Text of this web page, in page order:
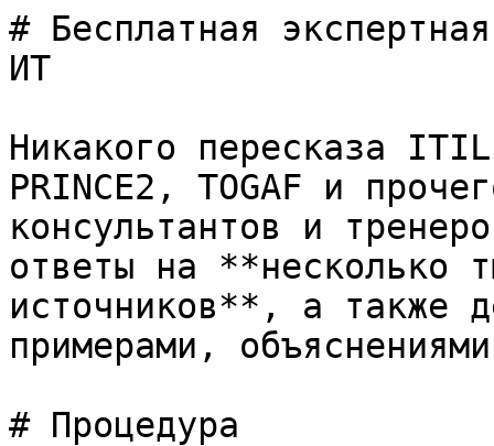
# Бесплатная
ИТ
Никакого пересказа
PRINCE2, TOGAF и
консультантов и
ответы на **несколько
источников**, а также
примерами,
# Процедура